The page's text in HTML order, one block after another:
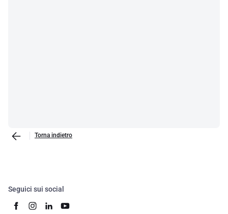
Torna indietro
Seguici sui social